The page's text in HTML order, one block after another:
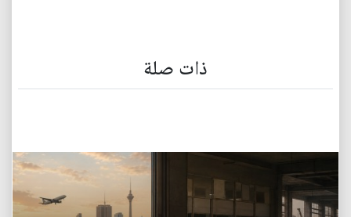
ذات صلة